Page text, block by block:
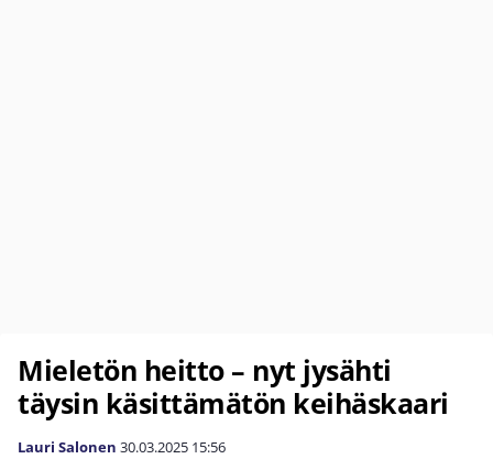
Mieletön heitto – nyt jysähti
täysin käsittämätön keihäskaari
Lauri Salonen 30.03.2025 15:56